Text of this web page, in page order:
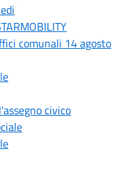
comunali 14 agosto
civico